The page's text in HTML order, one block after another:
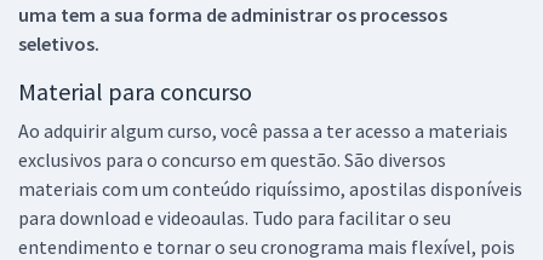
uma tem a sua forma de administrar os processos
seletivos.
Material para concurso
Ao adquirir algum curso, você passa a ter acesso a materiais
exclusivos para o concurso em questão. São diversos
materiais com um conteúdo riquíssimo, apostilas disponíveis
para download e videoaulas. Tudo para facilitar o seu
entendimento e tornar o seu cronograma mais flexível, pois